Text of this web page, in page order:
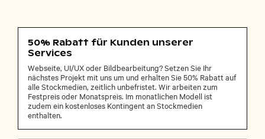
50% Rabatt für Kunden unserer
Services
Webseite, UI/UX oder Bildbearbeitung? Setzen Sie Ihr
nächstes Projekt mit uns um und erhalten Sie 50% Rabatt auf
alle Stockmedien, zeitlich unbefristet. Wir arbeiten zum
Festpreis oder Monatspreis. Im monatlichen Modell ist
zudem ein kostenloses Kontingent an Stockmedien
enthalten.